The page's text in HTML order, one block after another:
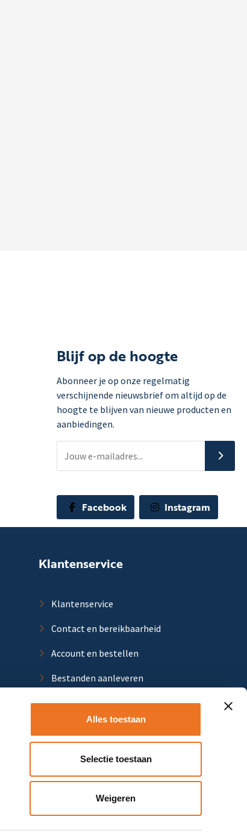
Alles toestaan
Selectie toestaan
Weigeren
Blijf op de hoogte
Abonneer je op onze regelmatig
verschijnende nieuwsbrief om altijd op de
hoogte te blijven van nieuwe producten en
aanbiedingen.
Facebook Instagram
Klantenservice
Klantenservice
Contact en bereikbaarheid
Account en bestellen
Bestanden aanleveren
Verzenden en bezorging